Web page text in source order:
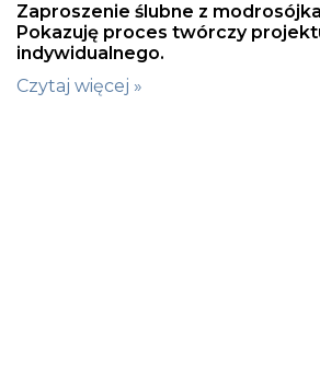
Zaproszenie ślubne z
Pokazuję proces twórczy
indywidualnego.
Czytaj więcej »